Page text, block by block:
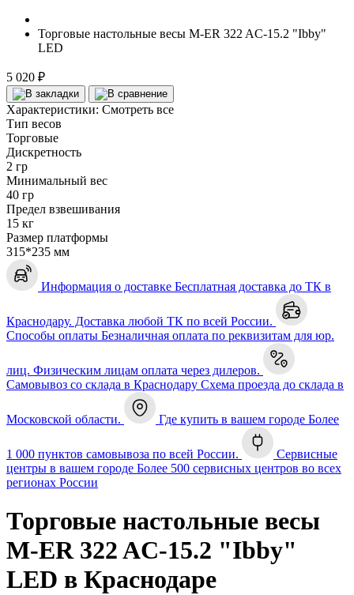
Торговые настольные весы M-ER 322 AC-15.2 "Ibby"
LED
5 020 ₽
Характеристики: Смотреть все
Тип весов
Торговые
Дискретность
2 гр
Минимальный вес
40 гр
Предел взвешивания
15 кг
Размер платформы
315*235 мм
Информация о доставке Бесплатная доставка до ТК в
Краснодару. Доставка любой ТК по всей России.
Способы оплаты Безналичная оплата по реквизитам для юр.
лиц. Физическим лицам оплата через дилеров.
Самовывоз со склада в Краснодару Схема проезда до склада в
Московской области. Где купить в вашем городе Более
1 000 пунктов самовывоза по всей России.
Сервисные
центры в вашем городе Более 500 сервисных центров во всех
регионах России
Торговые настольные весы
M-ER 322 AC-15.2 "Ibby"
LED в Краснодаре